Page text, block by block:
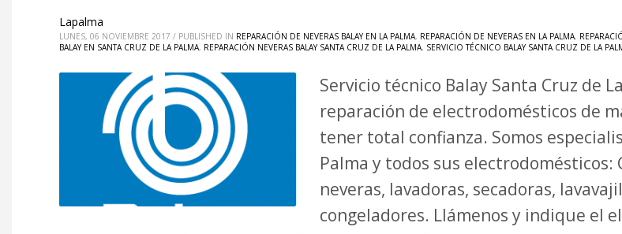
Lapalma
LUNES, 06 NOVIEMBRE 2017 / PUBLISHED IN REPARACIÓN DE NEVERAS BALAY EN LA PALMA, REPARACIÓN DE NEVERAS EN LA PALMA,
BALAY EN SANTA CRUZ DE LA PALMA, REPARACIÓN NEVERAS BALAY SANTA CRUZ DE LA PALMA, SERVICIO TÉCNICO BALAY SANTA CRUZ DE LA
Servicio técnico Balay Santa Cruz de
reparación de electrodomésticos de
tener total confianza. Somos
Palma y todos sus electrodomésticos:
neveras, lavadoras, secadoras,
congeladores. Llámenos y indique el